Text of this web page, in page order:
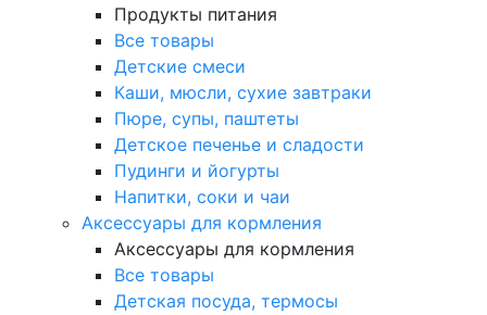
Продукты питания
Все товары
Детские смеси
Каши, мюсли, сухие завтраки
Пюре, супы, паштеты
Детское печенье и сладости
Пудинги и йогурты
Напитки, соки и чаи
Аксессуары для кормления
Аксессуары для кормления
Все товары
Детская посуда, термосы